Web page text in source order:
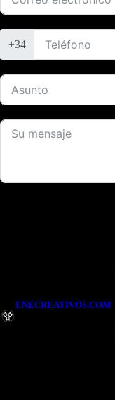
+34
ENECREATIVOS.COM